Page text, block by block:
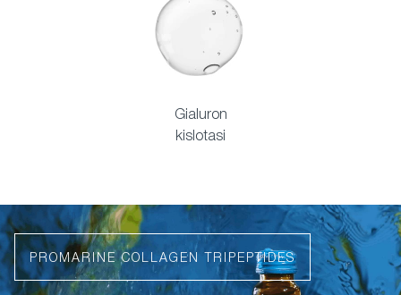
Gialuron
kislotasi
PROMARINE COLLAGEN TRIPEPTIDES